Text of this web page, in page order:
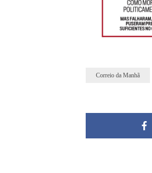
Correio da Manhã